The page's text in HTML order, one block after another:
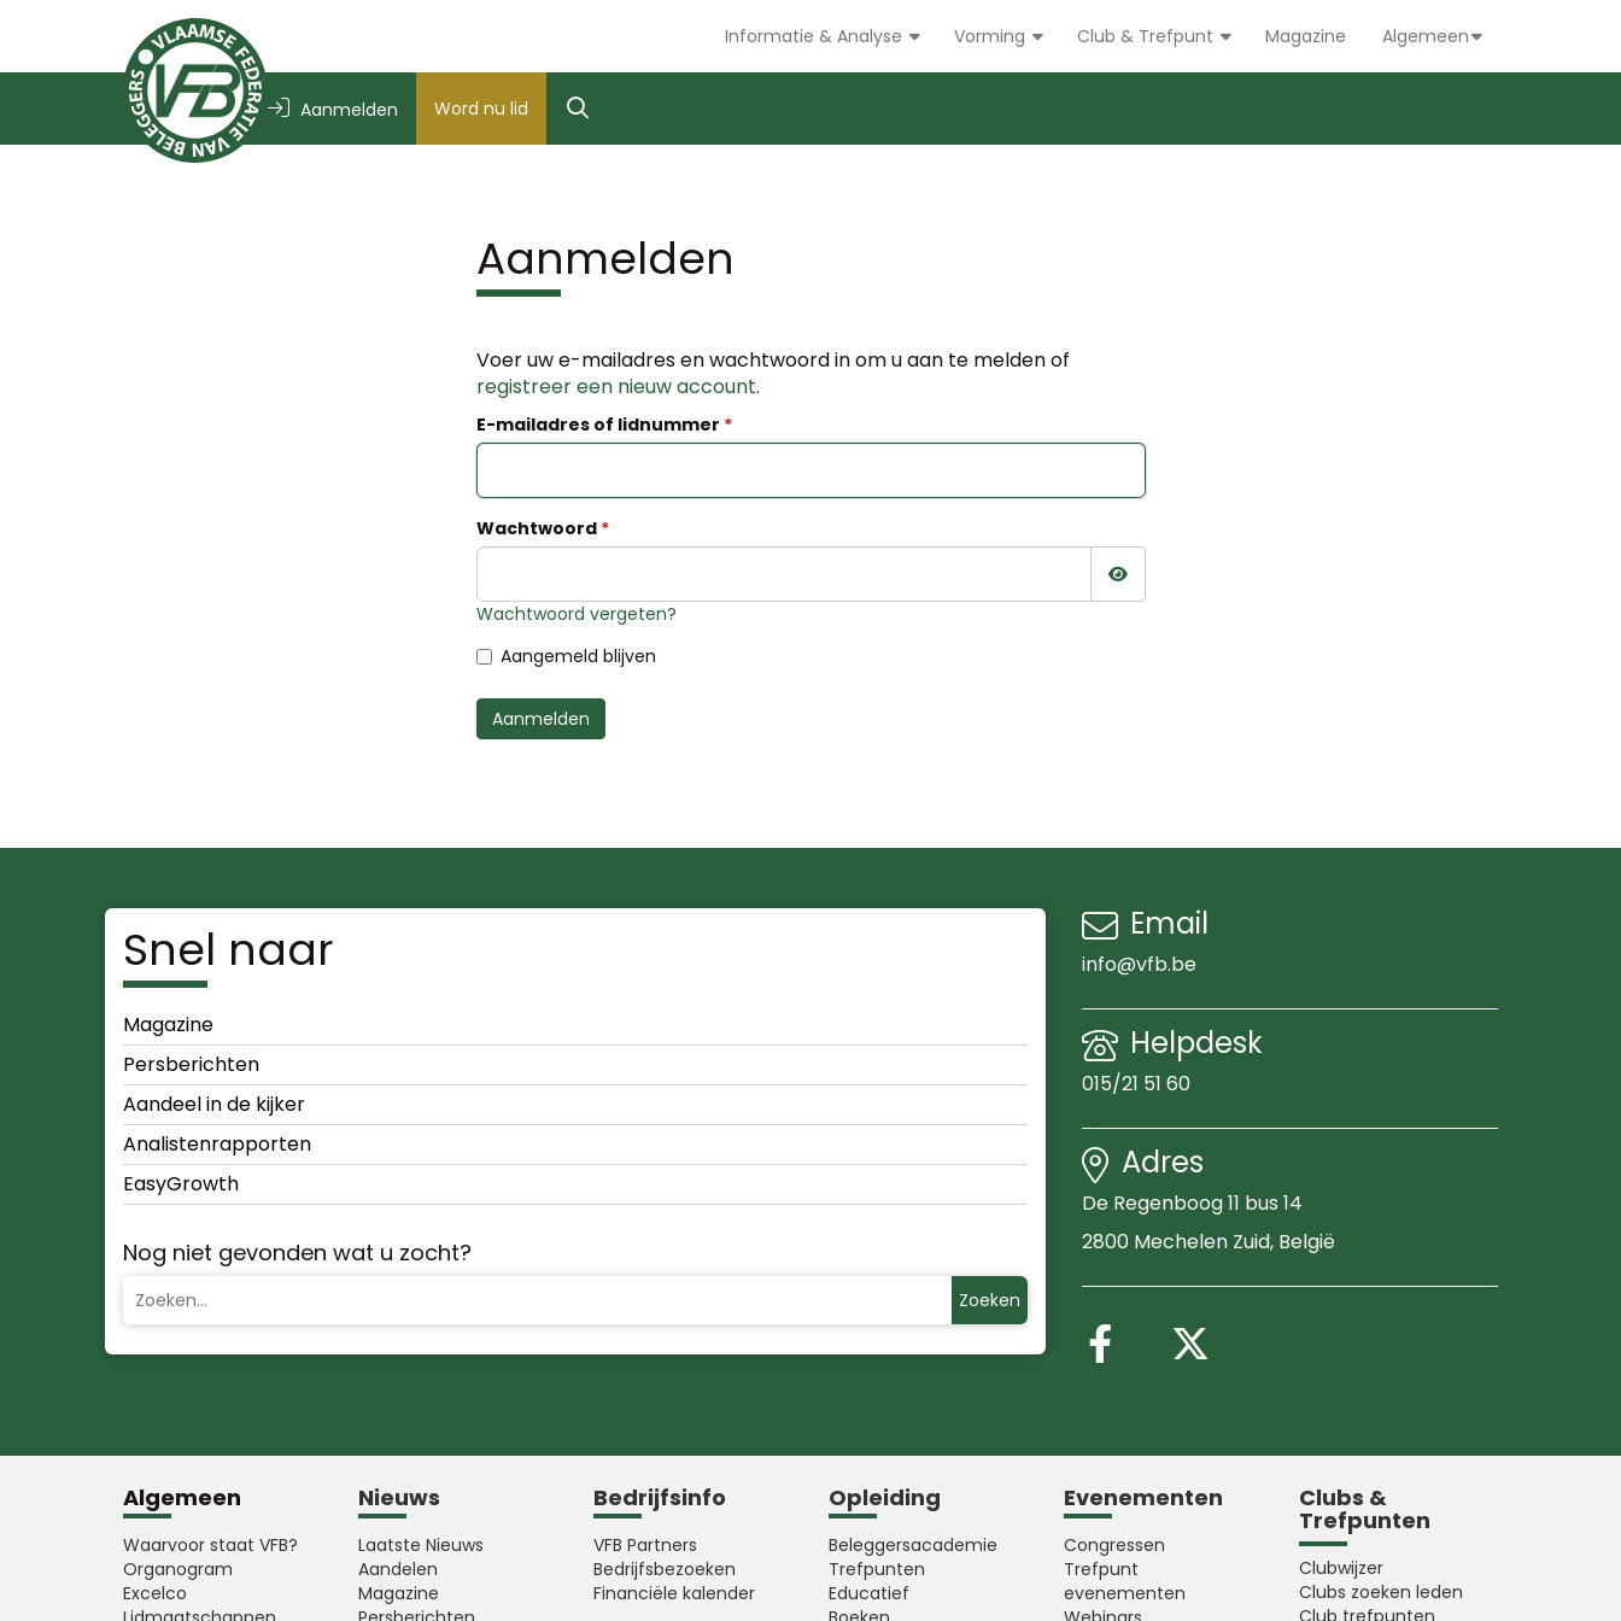
Informatie & Analyse Vorming Club & Trefpunt Magazine Algemeen
Aanmelden Word nu lid
Aanmelden
Voer uw e-mailadres en wachtwoord in om u aan te melden of
registreer een nieuw account.
E-mailadres of lidnummer
Wachtwoord
Wachtwoord tonen
Wachtwoord vergeten?
Aangemeld blijven
Aanmelden
Snel naar
Magazine
Persberichten
Aandeel in de kijker
Analistenrapporten
EasyGrowth
Nog niet gevonden wat u zocht?
Zoeken
Email
info@vfb.be
Helpdesk
015/21 51 60
Adres
De Regenboog 11 bus 14
2800 Mechelen Zuid, België
Volg ons op Facebook
Algemeen
Waarvoor staat VFB?
Organogram
Excelco
Nieuws
Laatste Nieuws
Aandelen
Magazine
Bedrijfsinfo
VFB Partners
Bedrijfsbezoeken
Financiële kalender
Opleiding
Beleggersacademie
Trefpunten
Educatief
Evenementen
Congressen
Trefpunt
evenementen
Clubs &
Trefpunten
Clubwijzer
Clubs zoeken leden
Club trefpunten